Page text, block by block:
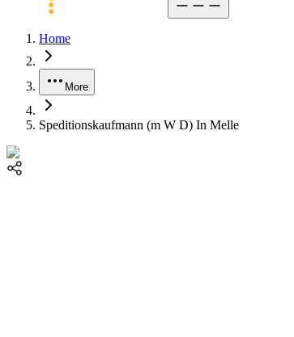
Home
More
Speditionskaufmann (m W D) In Melle